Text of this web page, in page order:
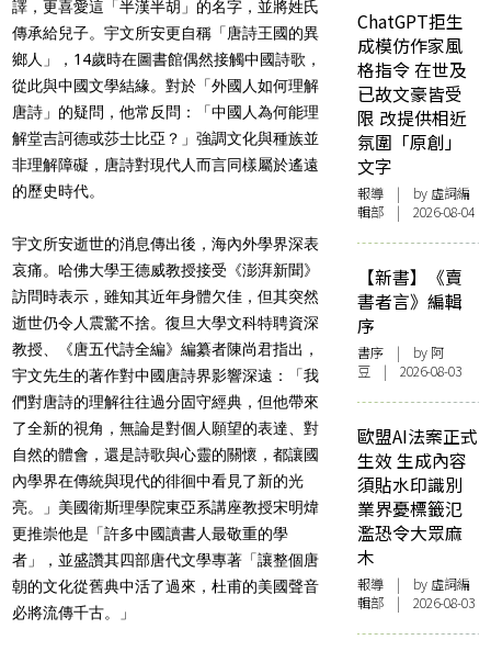
譯，更喜愛這「半漢半胡」的名字，並將姓氏
傳承給兒子。宇文所安更自稱「唐詩王國的異
鄉人」，14歲時在圖書館偶然接觸中國詩歌，
從此與中國文學結緣。對於「外國人如何理解
唐詩」的疑問，他常反問：「中國人為何能理
解堂吉訶德或莎士比亞？」強調文化與種族並
非理解障礙，唐詩對現代人而言同樣屬於遙遠
的歷史時代。
宇文所安逝世的消息傳出後，海內外學界深表
哀痛。哈佛大學王德威教授接受《澎湃新聞》
訪問時表示，雖知其近年身體欠佳，但其突然
逝世仍令人震驚不捨。復旦大學文科特聘資深
教授、《唐五代詩全編》編纂者陳尚君指出，
宇文先生的著作對中國唐詩界影響深遠：「我
們對唐詩的理解往往過分固守經典，但他帶來
了全新的視角，無論是對個人願望的表達、對
自然的體會，還是詩歌與心靈的關懷，都讓國
內學界在傳統與現代的徘徊中看見了新的光
亮。」美國衛斯理學院東亞系講座教授宋明煒
更推崇他是「許多中國讀書人最敬重的學
者」，並盛讚其四部唐代文學專著「讓整個唐
朝的文化從舊典中活了過來，杜甫的美國聲音
必將流傳千古。」
ChatGPT拒生
成模仿作家風
格指令 在世及
已故文豪皆受
限 改提供相近
氛圍「原創」
文字
報導 | by 虛詞編
輯部 | 2026-08-04
【新書】《賣
書者言》編輯
序
書序 | by 阿
豆 | 2026-08-03
歐盟AI法案正式
生效 生成內容
須貼水印識別
業界憂標籤氾
濫恐令大眾麻
木
報導 | by 虛詞編
輯部 | 2026-08-03